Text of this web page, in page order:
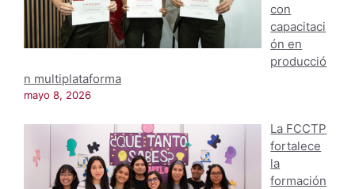
con
capacitaci
ón en
producció
n multiplataforma
mayo 8, 2026
La FCCTP
fortalece
la
formación